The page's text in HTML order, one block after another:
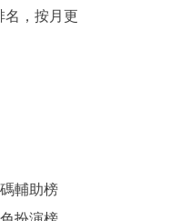
，按月更
輔助榜